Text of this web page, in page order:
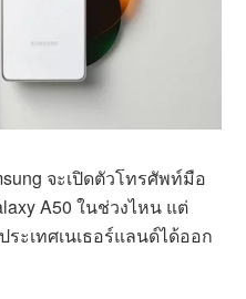
จะเปิดตัวโทรศัพท์มือ
A50 ในช่วงไหน แต่
ระเทศเนเธอร์แลนด์ได้ออก